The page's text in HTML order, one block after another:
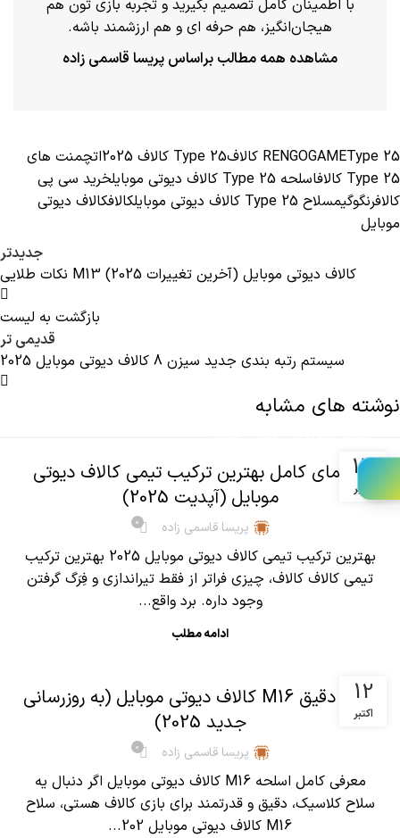
با اطمینان کامل تصمیم بگیرید و تجربه بازی تون هم
هیجان‌انگیز، هم حرفه ای و هم ارزشمند باشه.
مشاهده همه مطالب براساس پریسا قاسمی زاده
RENGOGAMEType 25 کالاف Type 25 کالاف 2025
اتچمنت های
Type 25 کالاف
اسلحه Type 25 کالاف دیوتی موبایل
خرید سی پی
کالافرنگوگیمسلاح Type 25 کالاف دیوتی موبایل کالافکالاف دیوتی
موبایل
جدیدتر
نکات طلایی M13 کالاف دیوتی موبایل (آخرین تغییرات 2025)
بازگشت به لیست
قدیمی تر
سیستم رتبه بندی جدید سیزن 8 کالاف دیوتی موبایل 2025
نوشته های مشابه
13
اکتبر
راهنمای کامل بهترین ترکیب تیمی کالاف دیوتی
موبایل (آپدیت 2025)
پریسا قاسمی زاده 0
بهترین ترکیب تیمی کالاف دیوتی موبایل 2025 بهترین ترکیب
تیمی کالاف کالاف، چیزی فراتر از فقط تیراندازی و فِرَگ گرفتن
وجود داره. برد واقع...
ادامه مطلب
12
اکتبر
آنالیز دقیق M16 کالاف دیوتی موبایل (به روزرسانی
جدید 2025)
پریسا قاسمی زاده 0
معرفی کامل اسلحه M16 کالاف دیوتی موبایل اگر دنبال یه
سلاح کلاسیک، دقیق و قدرتمند برای بازی کالاف هستی، سلاح
M16 کالاف دیوتی موبایل 202...